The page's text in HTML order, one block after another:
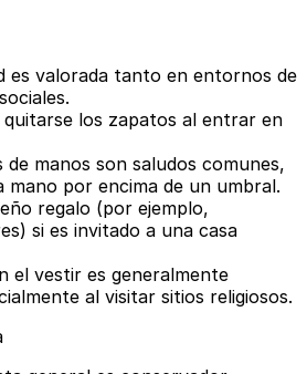
es valorada tanto en entornos de
quitarse los zapatos al entrar en
de manos son saludos comunes,
mano por encima de un umbral.
regalo (por ejemplo,
si es invitado a una casa
el vestir es generalmente
al visitar sitios religiosos.